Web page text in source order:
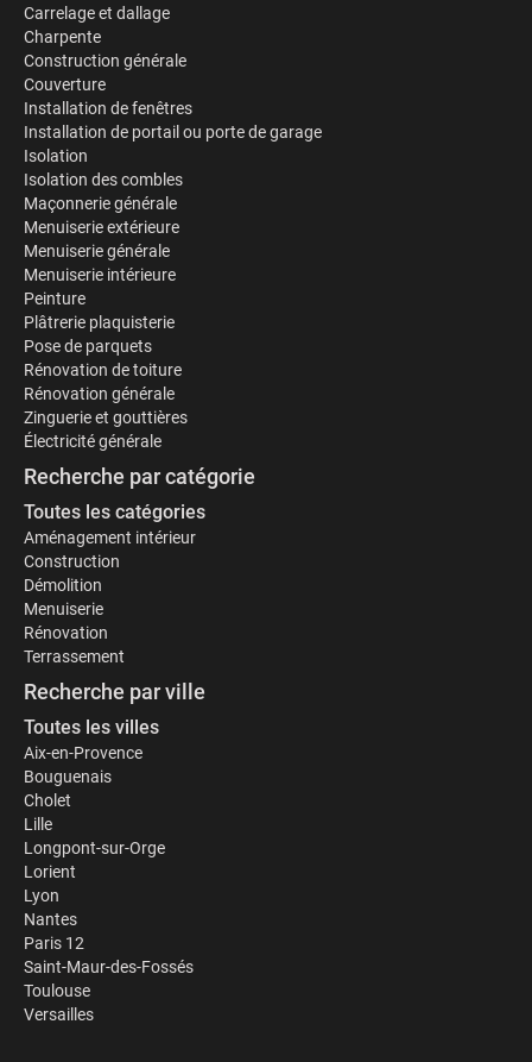
Carrelage et dallage
Charpente
Construction générale
Couverture
Installation de fenêtres
Installation de portail ou porte de garage
Isolation
Isolation des combles
Maçonnerie générale
Menuiserie extérieure
Menuiserie générale
Menuiserie intérieure
Peinture
Plâtrerie plaquisterie
Pose de parquets
Rénovation de toiture
Rénovation générale
Zinguerie et gouttières
Électricité générale
Recherche par catégorie
Toutes les catégories
Aménagement intérieur
Construction
Démolition
Menuiserie
Rénovation
Terrassement
Recherche par ville
Toutes les villes
Aix-en-Provence
Bouguenais
Cholet
Lille
Longpont-sur-Orge
Lorient
Lyon
Nantes
Paris 12
Saint-Maur-des-Fossés
Toulouse
Versailles